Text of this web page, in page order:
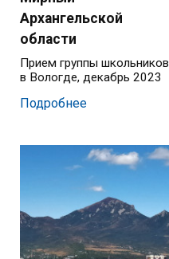
Архангельской
области
Прием группы школьников
в Вологде, декабрь 2023
Подробнее